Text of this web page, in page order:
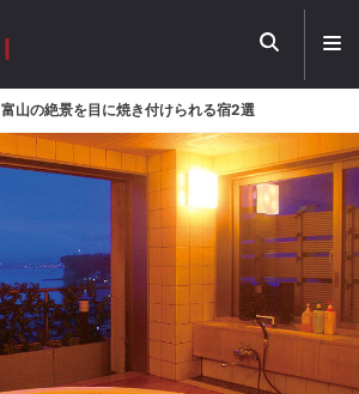
メ
ュ
く
富山の絶景を目に焼き付けられる宿2選